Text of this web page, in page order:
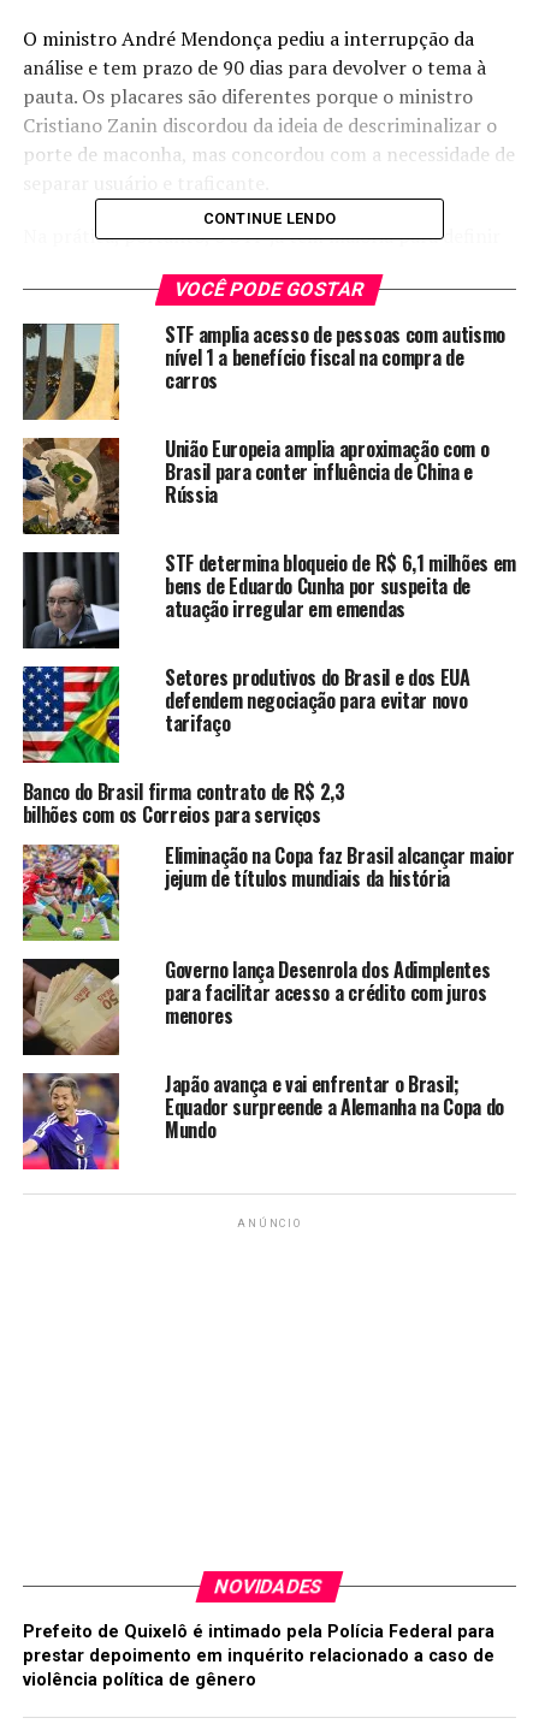
O ministro André Mendonça pediu a interrupção da
análise e tem prazo de 90 dias para devolver o tema à
pauta. Os placares são diferentes porque o ministro
Cristiano Zanin discordou da ideia de descriminalizar o
porte de maconha, mas concordou com a necessidade de
Na prática, portanto, o STF já tem maioria para definir
maconha não devem ser tratadas como traficantes.
Falta, ainda, decidir qual será essa quantidade-limite.
Mesmo com a maioria configurada, as mudanças só
serão aplicadas quando o julgamento for concluído e a
decisão for publicada no Diário Oficial. Até lá, continua
valendo a regra atual: o porte de qualquer quantidade
de maconha é crime, mesmo que para uso pessoal,
sujeito a punições como prestação de serviço
comunitário e medidas educativas.
TÓPICOS RELACIONADOS:
BRASIL
JULGAMENTO INTERROMPIDO
NOTÍCIAS
A SEGUIR
Foragido é preso após se esconder embaixo de sofá e
deixar pés à mostra
NÃO PERCA
Priscila Requejo é a primeira superintendente mulher no
redacao
CONTINUE LENDO
VOCÊ PODE GOSTAR
STF amplia acesso de pessoas com autismo
nível 1 a benefício fiscal na compra de
carros
União Europeia amplia aproximação com o
Brasil para conter influência de China e
Rússia
STF determina bloqueio de R$ 6,1 milhões em
bens de Eduardo Cunha por suspeita de
atuação irregular em emendas
Setores produtivos do Brasil e dos EUA
defendem negociação para evitar novo
tarifaço
Banco do Brasil firma contrato de R$ 2,3
bilhões com os Correios para serviços
Eliminação na Copa faz Brasil alcançar maior
jejum de títulos mundiais da história
Governo lança Desenrola dos Adimplentes
para facilitar acesso a crédito com juros
menores
Japão avança e vai enfrentar o Brasil;
Equador surpreende a Alemanha na Copa do
Mundo
ANÚNCIO
NOVIDADES
Prefeito de Quixelô é intimado pela Polícia Federal para
prestar depoimento em inquérito relacionado a caso de
violência política de gênero